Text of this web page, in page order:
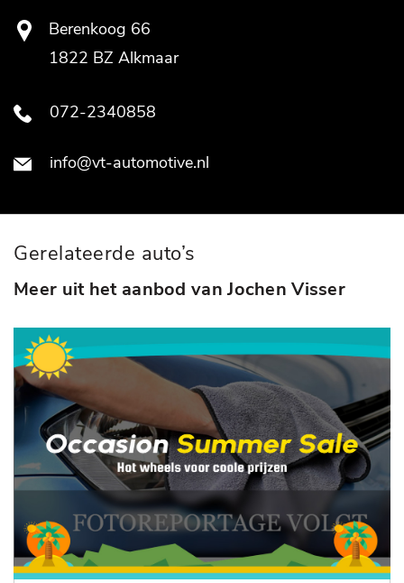
Berenkoog 66
1822 BZ Alkmaar
072-2340858
info@vt-automotive.nl
Gerelateerde auto’s
Meer uit het aanbod van Jochen Visser